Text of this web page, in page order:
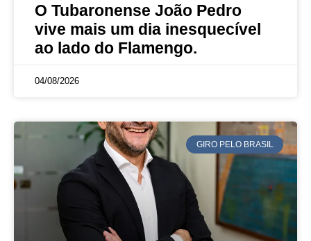
O Tubaronense João Pedro
vive mais um dia inesquecível
ao lado do Flamengo.
04/08/2026
GIRO PELO BRASIL